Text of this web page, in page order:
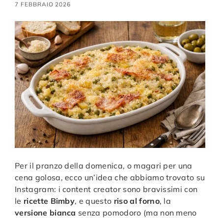
7 FEBBRAIO 2026
Per il pranzo della domenica, o magari per una
cena golosa, ecco un’idea che abbiamo trovato su
Instagram: i content creator sono bravissimi con
le ricette Bimby, e questo riso al forno, la
versione bianca senza pomodoro (ma non meno